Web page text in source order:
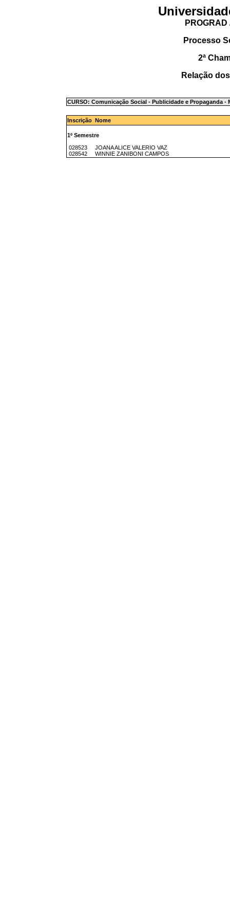
Processo
2ª
Relação
CURSO: Comunicação Social - Publicidade e Propaganda -
Inscrição Nome
1º Semestre
028523 JOANA ALICE VALERIO VAZ
028542 WINNIE ZANIBONI CAMPOS